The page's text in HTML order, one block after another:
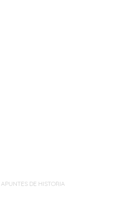
APUNTES DE HISTORIA